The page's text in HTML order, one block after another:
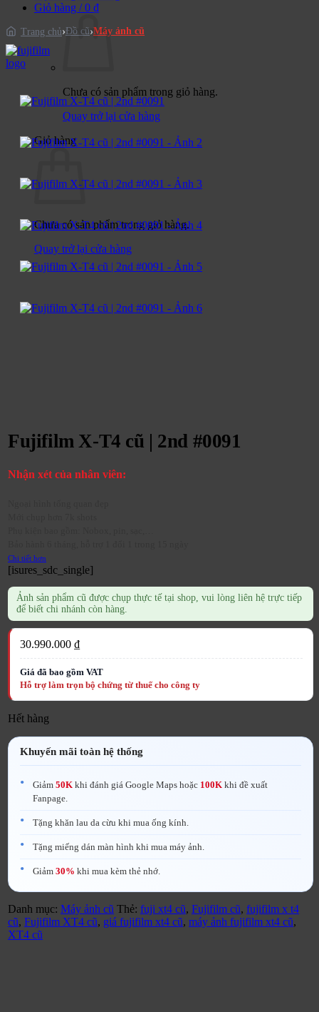
Giỏ hàng /0 ₫
Chưa có sản phẩm trong giỏ hàng.
Quay trở lại cửa hàng
Giỏ hàng
Chưa có sản phẩm trong giỏ hàng.
Quay trở lại cửa hàng
Trang chủ Đồ cũ Máy ảnh cũ
Fujifilm X-T4 cũ | 2nd #0091
Nhận xét của nhân viên:
Chi tiết hơn
[isures_sdc_single]
Ảnh sản phẩm cũ được chụp thực tế tại shop, vui lòng liên hệ trực tiếp
để biết chi nhánh còn hàng.
30.990.000 ₫
Hết hàng
Khuyến mãi toàn hệ thống
Giảm 50K khi đánh giá Google Maps hoặc 100K khi đề xuất
Fanpage.
Tặng khăn lau da cừu khi mua ống kính.
Tặng miếng dán màn hình khi mua máy ảnh.
Giảm 30% khi mua kèm thẻ nhớ.
Danh mục: Máy ảnh cũ Thẻ: fuji xt4 cũ, Fujifilm cũ, fujifilm x t4
cũ, Fujifilm XT4 cũ, giá fujifilm xt4 cũ, máy ảnh fujifilm xt4 cũ,
XT4 cũ